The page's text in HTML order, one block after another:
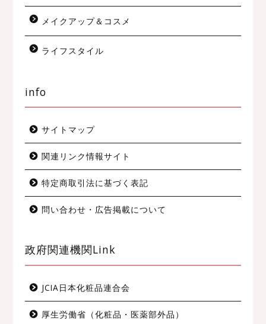
メイクアップ＆コスメ
ライフスタイル
info
サイトマップ
関連リンク情報サイト
特定商取引法に基づく表記
問い合わせ・広告掲載について
政府関連機関Link
JCIA日本化粧品連合会
厚生労働省（化粧品・医薬部外品）ファッション